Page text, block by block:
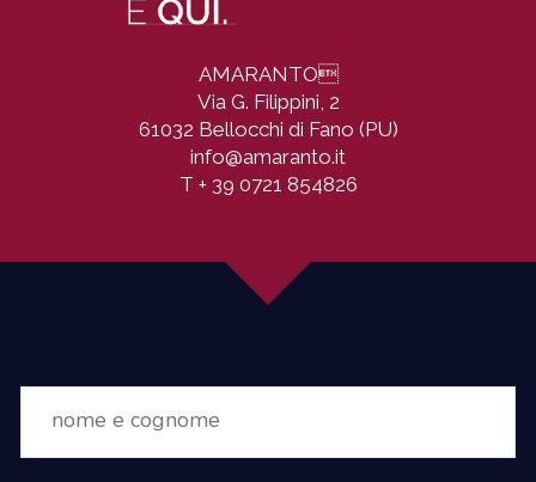
AMARANTO
Via G. Filippini, 2
61032 Bellocchi di Fano (PU)
info@amaranto.it
T + 39 0721 854826